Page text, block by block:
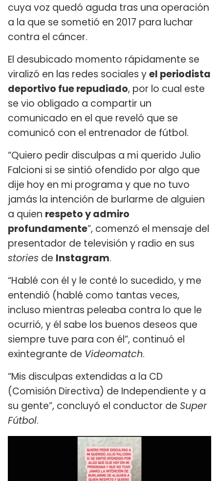
cuya voz quedó aguda tras una operación
a la que se sometió en 2017 para luchar
contra el cáncer.
El desubicado momento rápidamente se
viralizó en las redes sociales yel periodista
deportivo fue repudiado, por lo cual este
se vio obligado a compartir un
comunicado en el que reveló que se
comunicó con el entrenador de fútbol.
“Quiero pedir disculpas a mi querido Julio
Falcioni si se sintió ofendido por algo que
dije hoy en mi programa y que no tuvo
jamás la intención de burlarme de alguien
a quien respeto y admiro
profundamente”, comenzó el mensaje del
presentador de televisión y radio en sus
stories de Instagram.
“Hablé con él y le conté lo sucedido, y me
entendió (hablé como tantas veces,
incluso mientras peleaba contra lo que le
ocurrió, y él sabe los buenos deseos que
siempre tuve para con él”, continuó el
exintegrante de Videomatch.
“Mis disculpas extendidas a la CD
(Comisión Directiva) de Independiente y a
su gente”, concluyó el conductor de Super
Fútbol.